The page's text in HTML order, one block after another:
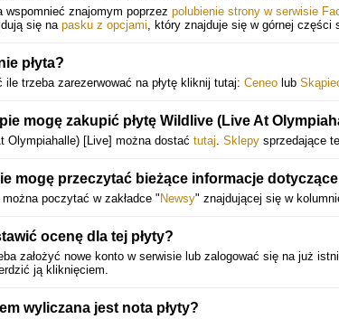
wspomnieć znajomym poprzez polubienie strony w serwisie
się na pasku z opcjami, który znajduje się w górnej części
płyta?
ile trzeba zarezerwować na płytę kliknij tutaj: Ceneo lub
mogę zakupić płytę Wildlive (Live At
Olympiahalle) [Live] można dostać tutaj. Sklepy sprzedające
mogę przeczytać bieżące informacje
poczytać w zakładce " Newsy" znajdującej się w
ocenę dla tej płyty?
założyć nowe konto w serwisie lub zalogować się na już
ją kliknięciem.
wyliczana jest nota płyty?